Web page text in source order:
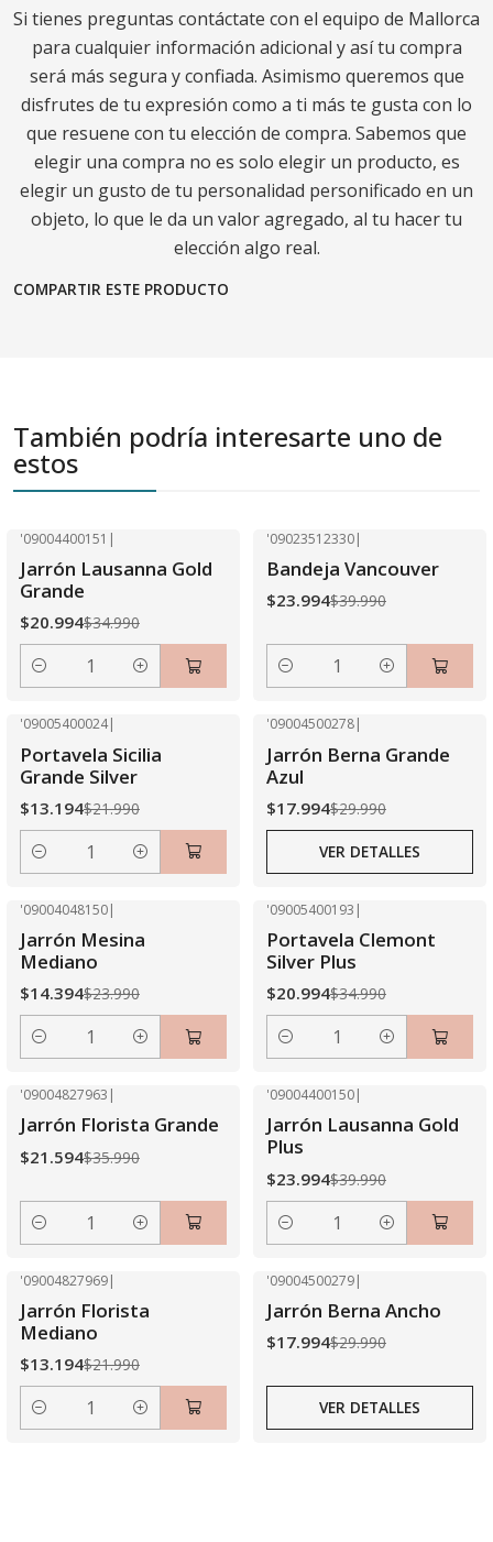
Si tienes preguntas contáctate con el equipo de Mallorca
para cualquier información adicional y así tu compra
será más segura y confiada. Asimismo queremos que
disfrutes de tu expresión como a ti más te gusta con lo
que resuene con tu elección de compra. Sabemos que
elegir una compra no es solo elegir un producto, es
elegir un gusto de tu personalidad personificado en un
objeto, lo que le da un valor agregado, al tu hacer tu
elección algo real.
COMPARTIR ESTE PRODUCTO
También podría interesarte uno de
estos
'09004400151 |
Jarrón Lausanna Gold
Grande
$20.994$34.990
Cantidad
'09023512330|
Bandeja Vancouver
$23.994$39.990
Cantidad
'09005400024|
Portavela Sicilia
Grande Silver
$13.194$21.990
Cantidad
Agotado
'09004500278|
Jarrón Berna Grande
Azul
$17.994$29.990
VER DETALLES
'09004048150|
Jarrón Mesina
Mediano
$14.394$23.990
Cantidad
'09005400193 |
Portavela Clemont
Silver Plus
$20.994$34.990
Cantidad
'09004827963 |
Jarrón Florista Grande
$21.594$35.990
Cantidad
'09004400150|
Jarrón Lausanna Gold
Plus
$23.994$39.990
Cantidad
'09004827969|
Jarrón Florista
Mediano
$13.194$21.990
Cantidad
Agotado
'09004500279|
Jarrón Berna Ancho
$17.994$29.990
VER DETALLES